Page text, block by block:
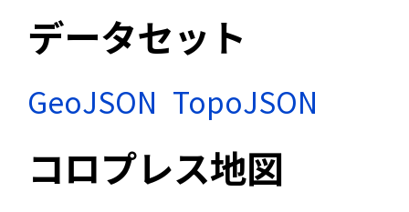
データセット
GeoJSON TopoJSON
コロプレス地図